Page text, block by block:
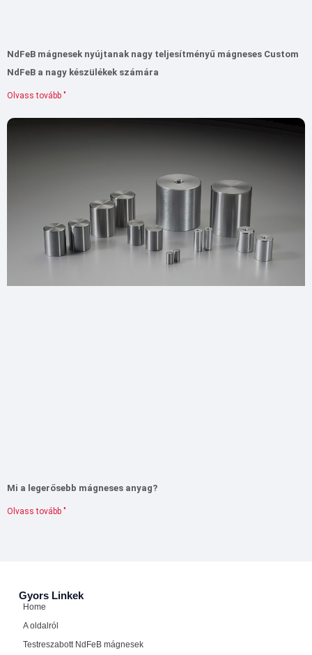
NdFeB mágnesek nyújtanak nagy teljesítményű mágneses Custom
NdFeB a nagy készülékek számára
Olvass tovább "
Mi a legerősebb mágneses anyag?
Olvass tovább "
Gyors Linkek
Home
A oldalról
Testreszabott NdFeB mágnesek